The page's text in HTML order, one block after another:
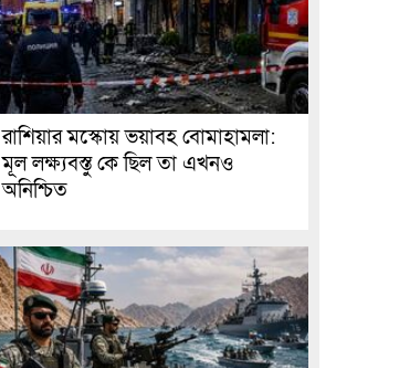
রাশিয়ার মস্কোয় ভয়াবহ বোমাহামলা:
মূল লক্ষ্যবস্তু কে ছিল তা এখনও
অনিশ্চিত